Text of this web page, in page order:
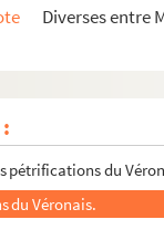
Diverses entre
Plantarum et
de Botanique et
d'histoire
pétrifications du
du Véronais.